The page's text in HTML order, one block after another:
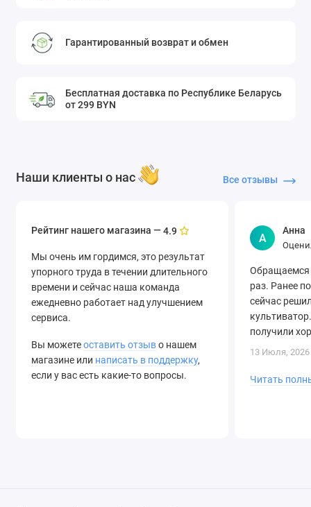
Гарантированный возврат и обмен
Бесплатная доставка по Республике Беларусь
от 299 BYN
Наши клиенты о нас Все отзывы
Рейтинг нашего магазина —4.9
Мы очень им гордимся, это результат
упорного труда в течении длительного
времени и сейчас наша команда
ежедневно работает над улучшением
сервиса.
Вы можетеоставить отзыво нашем
магазине или написать в поддержку,
если у вас есть какие-то вопросы.
А
Анна
Обращаемся
раз. Ранее
сейчас
получили
быструю
13 Июля, 2026
Читать